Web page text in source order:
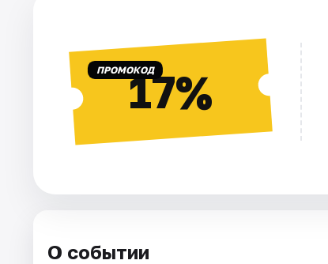
ПРОМОКОД17%
О событии